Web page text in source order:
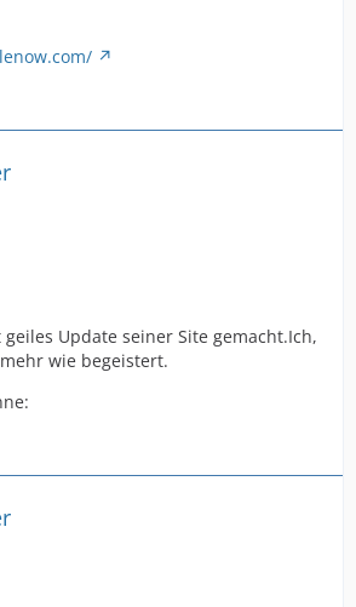
Update seiner Site gemacht.Ich,
wie begeistert.